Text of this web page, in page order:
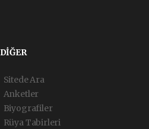
DİĞER
Sitede Ara
Anketler
Biyografiler
Rüya Tabirleri